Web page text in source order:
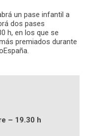
un pase infantil a
dos pases
h, en los que se
premiados durante
– 19.30 h